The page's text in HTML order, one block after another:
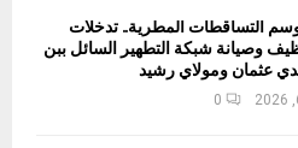
التساقطات المطرية.. تدخلات
وصيانة شبكة التطهير السائل ببن
عثمان ومولاي رشيد
0